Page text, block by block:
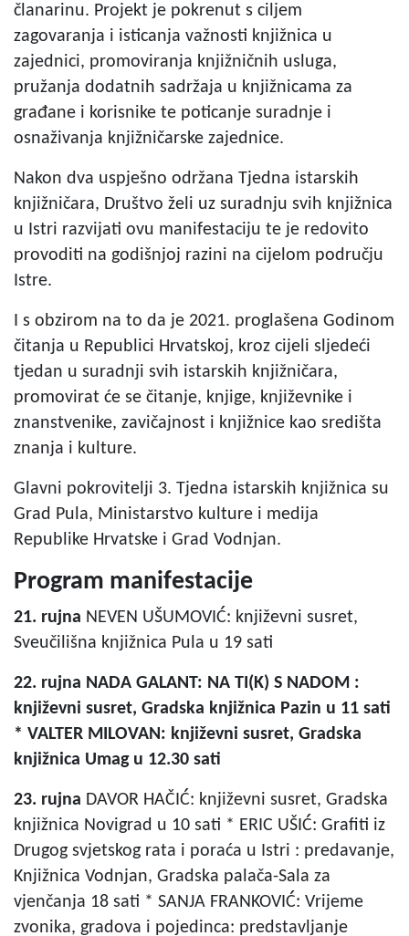
članarinu. Projekt je pokrenut s ciljem
zagovaranja i isticanja važnosti knjižnica u
zajednici, promoviranja knjižničnih usluga,
pružanja dodatnih sadržaja u knjižnicama za
građane i korisnike te poticanje suradnje i
osnaživanja knjižničarske zajednice.
Nakon dva uspješno održana Tjedna istarskih
knjižničara, Društvo želi uz suradnju svih knjižnica
u Istri razvijati ovu manifestaciju te je redovito
provoditi na godišnjoj razini na cijelom području
Istre.
I s obzirom na to da je 2021. proglašena Godinom
čitanja u Republici Hrvatskoj, kroz cijeli sljedeći
tjedan u suradnji svih istarskih knjižničara,
promovirat će se čitanje, knjige, književnike i
znanstvenike, zavičajnost i knjižnice kao središta
znanja i kulture.
Glavni pokrovitelji 3. Tjedna istarskih knjižnica su
Grad Pula, Ministarstvo kulture i medija
Republike Hrvatske i Grad Vodnjan.
Program manifestacije
21. rujna NEVEN UŠUMOVIĆ: književni susret,
Sveučilišna knjižnica Pula u 19 sati
22. rujna NADA GALANT: NA TI(K) S NADOM :
književni susret, Gradska knjižnica Pazin u 11 sati
* VALTER MILOVAN: književni susret, Gradska
knjižnica Umag u 12.30 sati
23. rujna DAVOR HAČIĆ: književni susret, Gradska
knjižnica Novigrad u 10 sati * ERIC UŠIĆ: Grafiti iz
Drugog svjetskog rata i poraća u Istri : predavanje,
Knjižnica Vodnjan, Gradska palača-Sala za
vjenčanja 18 sati * SANJA FRANKOVIĆ: Vrijeme
zvonika, gradova i pojedinca: predstavljanje